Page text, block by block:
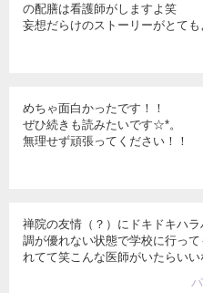
の配膳は看護師がしますよ笑
妄想だらけのストーリーがとて
めちゃ面白かったです！！
ぜひ続きも読みたいです☆*。
無理せず頑張ってください！！
禅院の友情（？）にドキドキハ
調が優れない状態で学校に行っ
れてて笑こんな医師がいたらいい